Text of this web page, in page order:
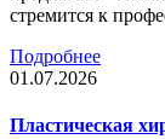
стремится к
Подробнее
01.07.2026
Пластическая